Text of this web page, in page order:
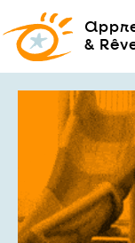
a
&